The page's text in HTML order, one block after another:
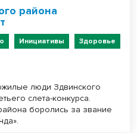
района
Инициативы Здоровье
люди Здвинского
слета-конкурса.
боролись за звание